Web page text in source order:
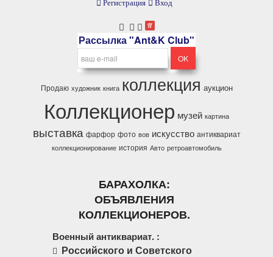
Регистрация
Вход
Рассылка "Ant&K Club"
Продаю художник книга коллекция аукцион
Коллекционер музей картина
выставка фарфор фото вов искусство антиквариат
коллекционирование история Авто ретроавтомобиль
БАРАХОЛКА:
ОБЪЯВЛЕНИЯ
КОЛЛЕКЦИОНЕРОВ.
Военный антиквариат. :
Российского и Советского